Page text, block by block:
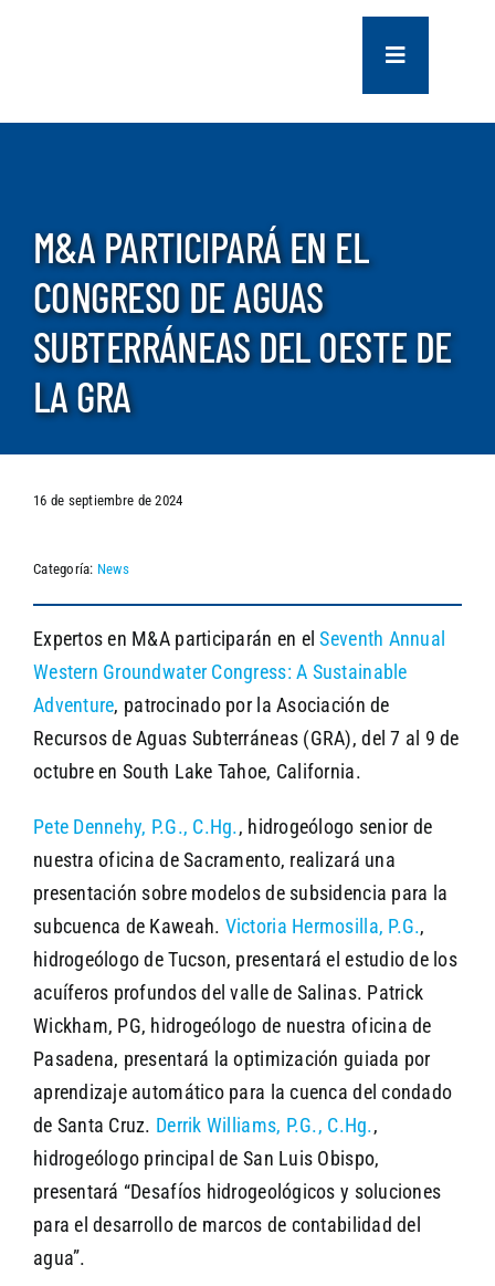
Navegación
de
palanca
COMPANY
PROJECTS
CONTACT US
M&A PARTICIPARÁ EN EL
CONGRESO DE AGUAS
SUBTERRÁNEAS DEL OESTE DE
LA GRA
16 de septiembre de 2024
Categoría: News
Expertos en M&A participarán en elSeventh Annual
Western Groundwater Congress: A Sustainable
Adventure, patrocinado por la Asociación de
Recursos de Aguas Subterráneas (GRA), del 7 al 9 de
octubre en South Lake Tahoe, California.
Pete Dennehy, P.G., C.Hg., hidrogeólogo senior de
nuestra oficina de Sacramento, realizará una
presentación sobre modelos de subsidencia para la
subcuenca de Kaweah. Victoria Hermosilla, P.G.,
hidrogeólogo de Tucson, presentará el estudio de los
acuíferos profundos del valle de Salinas. Patrick
Wickham, PG, hidrogeólogo de nuestra oficina de
Pasadena, presentará la optimización guiada por
aprendizaje automático para la cuenca del condado
de Santa Cruz. Derrik Williams, P.G., C.Hg.,
hidrogeólogo principal de San Luis Obispo,
presentará “Desafíos hidrogeológicos y soluciones
para el desarrollo de marcos de contabilidad del
agua”.